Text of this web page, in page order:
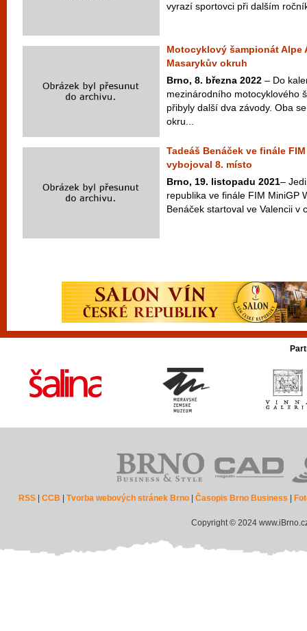
vyrazí sportovci při dalším
Motocyklový šampionát Alpe
Masarykův okruh
Brno, 8. března 2022 – Do
mezinárodního motocyklového
přibyly další dva závody. Oba
okru...
Tadeáš Benáček ve finále
vybojoval 8. místo
Brno, 19. listopadu 2021–
republika ve finále FIM MiniGP
Benáček startoval ve Valencii v
RSS |CCB |Tvorba webových stránek Brno |Časopis Brno Business
Copyright © 2024